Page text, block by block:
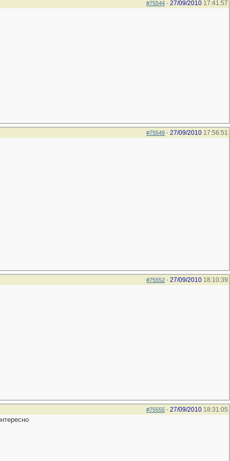
#75544 - 27/09/2010 17:41:57
#75549 - 27/09/2010 17:56:51
#75552 - 27/09/2010 18:10:39
#75555 - 27/09/2010 18:31:05